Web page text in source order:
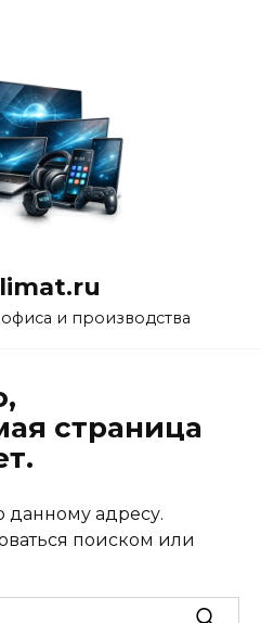
и производства
страница
данному адресу.
поиском или